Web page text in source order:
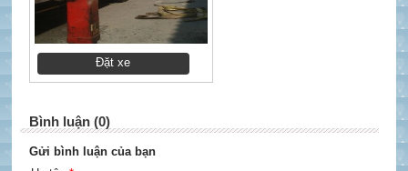
Đặt xe
Bình luận (0)
Gửi bình luận của bạn